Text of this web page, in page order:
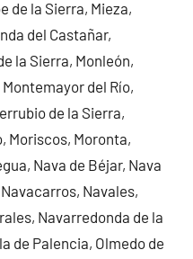
de la Sierra, Mieza,
del Castañar,
la Sierra, Monleón,
del Río,
de la Sierra,
Moriscos, Moronta,
Nava de Béjar, Nava
Navales,
Navarredonda de la
de Palencia, Olmedo de